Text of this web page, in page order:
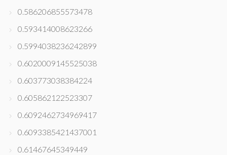
0.586206855573478
0.593414008623266
0.5994038236242899
0.6020009145525038
0.603773038384224
0.605862122523307
0.6092462734969417
0.6093385421437001
0.61467645349449